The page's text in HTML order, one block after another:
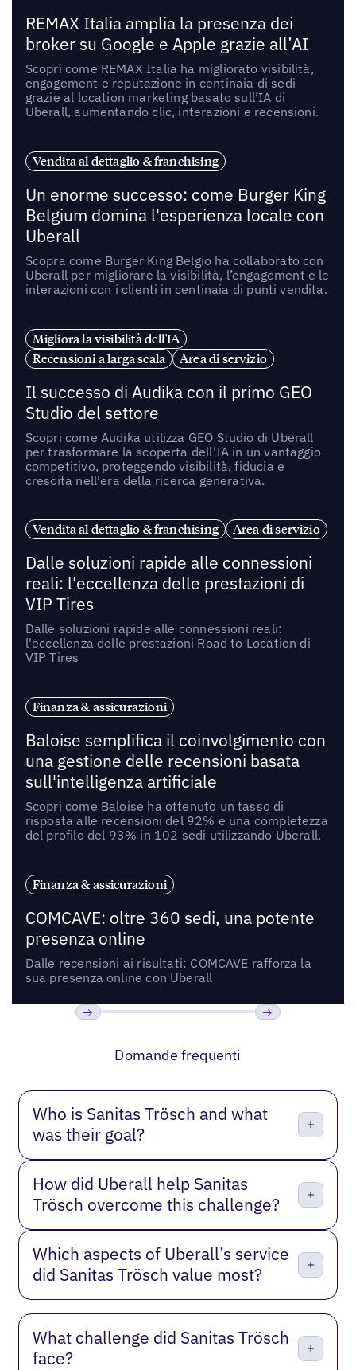
REMAX Italia amplia la presenza dei
broker su Google e Apple grazie all’AI
Scopri come REMAX Italia ha migliorato visibilità,
engagement e reputazione in centinaia di sedi
grazie al location marketing basato sull’IA di
Uberall, aumentando clic, interazioni e recensioni.
Vendita al dettaglio & franchising
Un enorme successo: come Burger King
Belgium domina l'esperienza locale con
Uberall
Scopra come Burger King Belgio ha collaborato con
Uberall per migliorare la visibilità, l’engagement e le
interazioni con i clienti in centinaia di punti vendita.
Migliora la visibilità dell'IA
Recensioni a larga scala
Area di servizio
Il successo di Audika con il primo GEO
Studio del settore
Scopri come Audika utilizza GEO Studio di Uberall
per trasformare la scoperta dell'IA in un vantaggio
competitivo, proteggendo visibilità, fiducia e
crescita nell'era della ricerca generativa.
Vendita al dettaglio & franchising Area di servizio
Dalle soluzioni rapide alle connessioni
reali: l'eccellenza delle prestazioni di
VIP Tires
Dalle soluzioni rapide alle connessioni reali:
l'eccellenza delle prestazioni Road to Location di
VIP Tires
Finanza & assicurazioni
Baloise semplifica il coinvolgimento con
una gestione delle recensioni basata
sull'intelligenza artificiale
Scopri come Baloise ha ottenuto un tasso di
risposta alle recensioni del 92% e una completezza
del profilo del 93% in 102 sedi utilizzando Uberall.
Finanza & assicurazioni
COMCAVE: oltre 360 sedi, una potente
presenza online
Dalle recensioni ai risultati: COMCAVE rafforza la
sua presenza online con Uberall
Domande frequenti
Who is Sanitas Trösch and what
was their goal?
How did Uberall help Sanitas
Trösch overcome this challenge?
Which aspects of Uberall’s service
did Sanitas Trösch value most?
What challenge did Sanitas Trösch
face?